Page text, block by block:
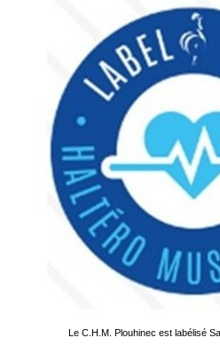
Le C.H.M. Plouhinec est labélisé